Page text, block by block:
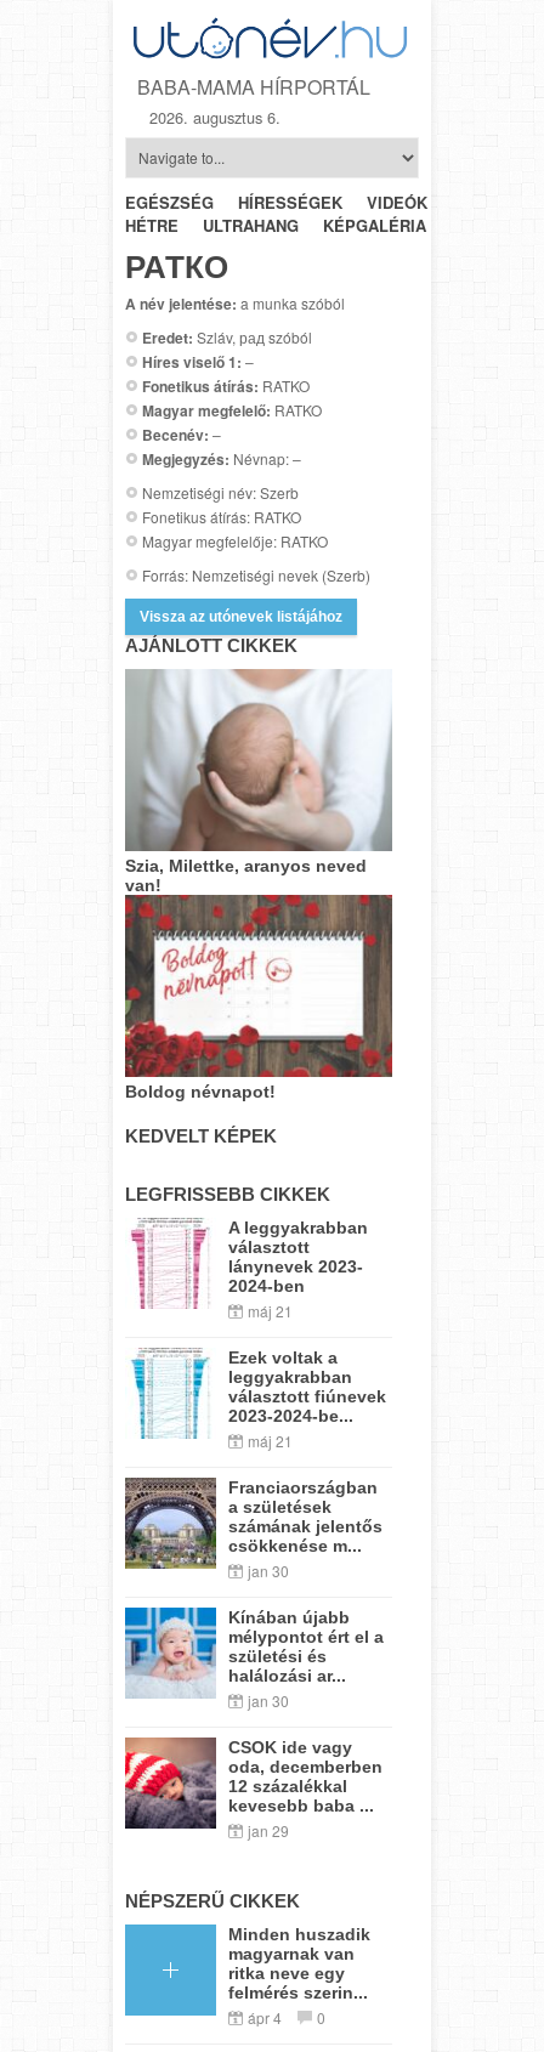
BABA-MAMA HÍRPORTÁL
2026. augusztus 6.
EGÉSZSÉG HÍRESSÉGEK VIDEÓK
HÉTRŐL-
HÉTRE
ULTRAHANG KÉPGALÉRIA
РАТКО
A név jelentése: a munka szóból
Eredet: Szláv, рад szóból
Híres viselő 1: –
Fonetikus átírás: RATKO
Magyar megfelelő: RATKO
Becenév: –
Megjegyzés: Névnap: –
Nemzetiségi név: Szerb
Fonetikus átírás: RATKO
Magyar megfelelője: RATKO
Forrás: Nemzetiségi nevek (Szerb)
Vissza az utónevek listájához
AJÁNLOTT CIKKEK
Szia, Milettke, aranyos neved
van!
Boldog névnapot!
KEDVELT KÉPEK
LEGFRISSEBB CIKKEK
A leggyakrabban
választott
lánynevek 2023-
2024-ben
máj 21
Ezek voltak a
leggyakrabban
választott fiúnevek
2023-2024-be...
máj 21
Franciaországban
a születések
számának jelentős
csökkenése m...
jan 30
Kínában újabb
mélypontot ért el a
születési és
halálozási ar...
jan 30
CSOK ide vagy
oda, decemberben
12 százalékkal
kevesebb baba ...
jan 29
NÉPSZERŰ CIKKEK
Minden huszadik
magyarnak van
ritka neve egy
felmérés szerin...
ápr 4 0